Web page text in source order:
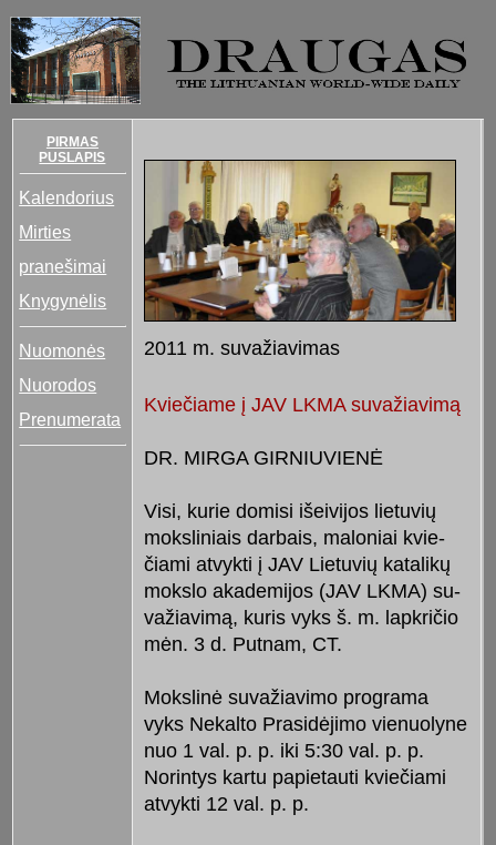
PIRMAS
PUSLAPIS
Kalendorius
Mirties
pranešimai
Knygynėlis
Nuomonės
Nuorodos
Prenumerata
2011 m. suvažiavimas
Kviečiame į JAV LKMA suvažiavimą
DR. MIRGA GIRNIUVIENĖ
Visi, kurie domisi išeivijos lietuvių
moksliniais darbais, maloniai kvie­
čiami atvykti į JAV Lietuvių katalikų
mokslo akademijos (JAV LKMA) su­
va­žiavimą, kuris vyks š. m. lapkri­čio
mėn. 3 d. Putnam, CT.
Mokslinė suvažiavimo programa
vyks Nekalto Prasidėjimo vienuolyne
nuo 1 val. p. p. iki 5:30 val. p. p.
Norintys kartu pa­pietauti kviečiami
atvykti 12 val. p. p.